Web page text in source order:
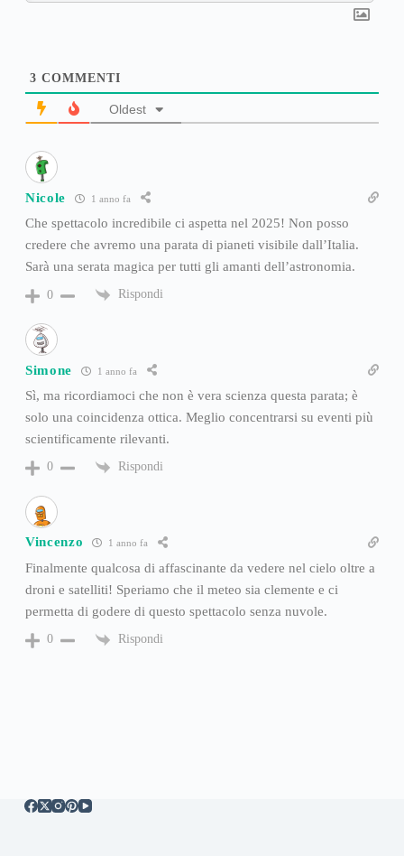
3 COMMENTI
Oldest
Nicole 1 anno fa
Che spettacolo incredibile ci aspetta nel 2025! Non posso
credere che avremo una parata di pianeti visibile dall’Italia.
Sarà una serata magica per tutti gli amanti dell’astronomia.
0 Rispondi
Simone 1 anno fa
Sì, ma ricordiamoci che non è vera scienza questa parata; è
solo una coincidenza ottica. Meglio concentrarsi su eventi più
scientificamente rilevanti.
0 Rispondi
Vincenzo 1 anno fa
Finalmente qualcosa di affascinante da vedere nel cielo oltre a
droni e satelliti! Speriamo che il meteo sia clemente e ci
permetta di godere di questo spettacolo senza nuvole.
0 Rispondi